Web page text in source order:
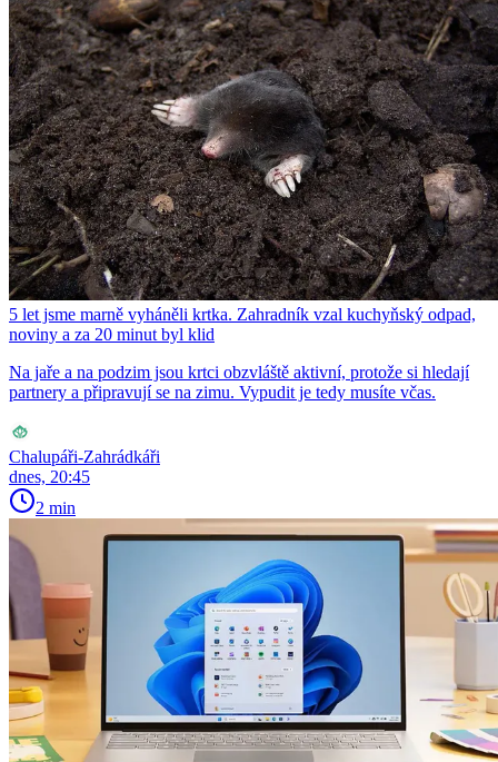
5 let jsme marně vyháněli krtka. Zahradník vzal kuchyňský odpad,
noviny a za 20 minut byl klid
Na jaře a na podzim jsou krtci obzvláště aktivní, protože si hledají
partnery a připravují se na zimu. Vypudit je tedy musíte včas.
Chalupáři-Zahrádkáři
dnes, 20:45
2 min